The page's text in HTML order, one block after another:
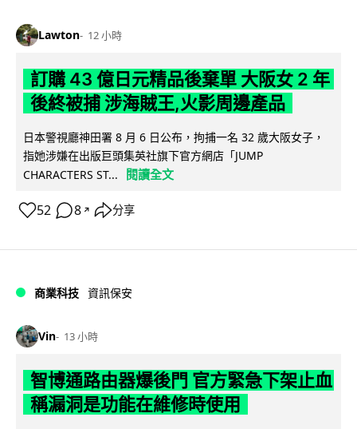
Lawton 12 小時
訂購 43 億日元精品後棄單 大阪女 2 年
後終被捕 涉海賊王,火影周邊產品
日本警視廳神田署 8 月 6 日公布，拘捕一名 32 歲大阪女子，
指她涉嫌在出版巨頭集英社旗下官方網店「JUMP
CHARACTERS ST...
閱讀全文
52 8 ↗ 分享
商業科技 資訊保安
Vin 13 小時
智博通路由器爆後門 官方緊急下架止血
稱漏洞是功能在維修時使用